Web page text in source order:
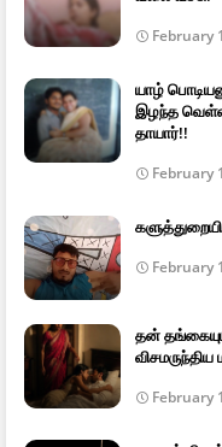
February
யாழ்
இழந்த
தாயார்!!
February
February
தன்
February